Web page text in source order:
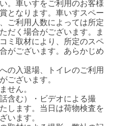
。車いすをご利用のお客様
となります。車いすスペー
ご利用人数によっては所定
だく場合がございます。ま
ミ取材により、所定のスペ
がございます。あらかじめ
の入退場、トイレのご利用
ございます。
せん。
含む）・ビデオによる撮
します。当日は荷物検査を
います。